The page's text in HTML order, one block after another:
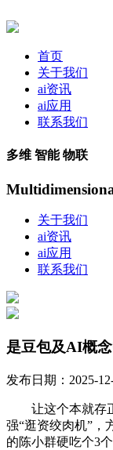
首页
关于我们
ai资讯
ai应用
联系我们
多维 智能 物联
关于我们
ai资讯
ai应用
联系我们
是豆包及AI概
发布日期：2025-
让这个本就存正
强“逛资绞肉机”，
的陈小群硬吃个3